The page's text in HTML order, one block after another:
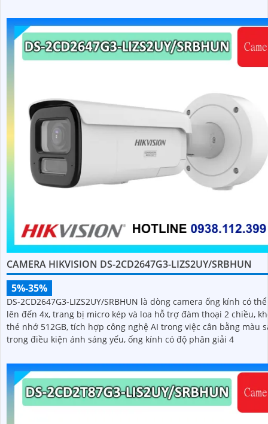
CAMERA HIKVISION DS-2CD2647G3-LIZS2UY/SRBHUN
5%-35%
DS-2CD2647G3-LIZS2UY/SRBHUN là dòng camera ống kính có
lên đến 4x, trang bị micro kép và loa hỗ trợ đàm thoại 2 chiều,
thẻ nhớ 512GB, tích hợp công nghệ AI trong việc cân bằng màu
trong điều kiện ánh sáng yếu, ống kính có độ phân giải 4